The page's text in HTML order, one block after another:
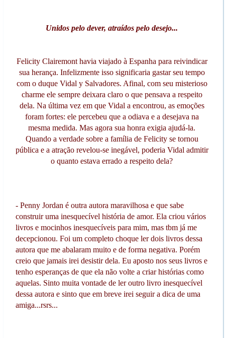
Unidos pelo dever, atraídos pelo desejo...
Felicity Clairemont havia viajado à Espanha para reivindicar
sua herança. Infelizmente isso significaria gastar seu tempo
com o duque Vidal y Salvadores. Afinal, com seu misterioso
charme ele sempre deixara claro o que pensava a respeito
dela. Na última vez em que Vidal a encontrou, as emoções
foram fortes: ele percebeu que a odiava e a desejava na
mesma medida. Mas agora sua honra exigia ajudá-la.
Quando a verdade sobre a família de Felicity se tornou
pública e a atração revelou-se inegável, poderia Vidal admitir
o quanto estava errado a respeito dela?
- Penny Jordan é outra autora maravilhosa e que sabe
construir uma inesquecível história de amor. Ela criou vários
livros e mocinhos inesquecíveis para mim, mas tbm já me
decepcionou. Foi um completo choque ler dois livros dessa
autora que me abalaram muito e de forma negativa. Porém
creio que jamais irei desistir dela. Eu aposto nos seus livros e
tenho esperanças de que ela não volte a criar histórias como
aquelas. Sinto muita vontade de ler outro livro inesquecível
dessa autora e sinto que em breve irei seguir a dica de uma
amiga...rsrs...